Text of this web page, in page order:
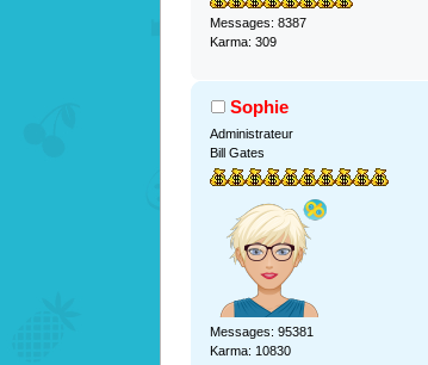
Messages: 8387
Karma: 309
Sophie
Administrateur
Bill Gates
Messages: 95381
Karma: 10830